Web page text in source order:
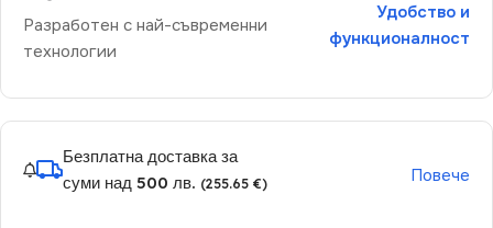
Разработен с най-съвременни
технологии
Удобство и
функционалност
Безплатна доставка за
суми над 500 лв. (255.65 €) Повече